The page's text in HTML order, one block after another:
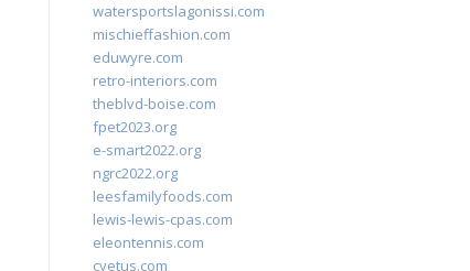
watersportslagonissi.com
mischieffashion.com
eduwyre.com
retro-interiors.com
theblvd-boise.com
fpet2023.org
e-smart2022.org
ngrc2022.org
leesfamilyfoods.com
lewis-lewis-cpas.com
eleontennis.com
cyetus.com